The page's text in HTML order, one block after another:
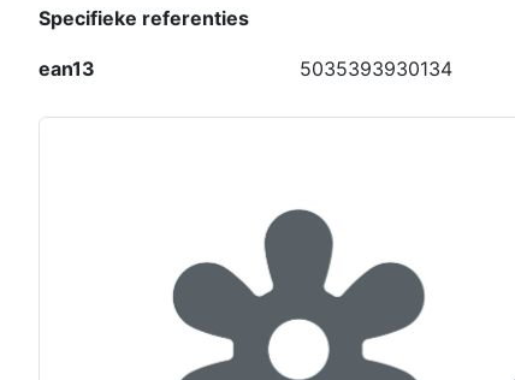
Specifieke referenties
ean13 5035393930134